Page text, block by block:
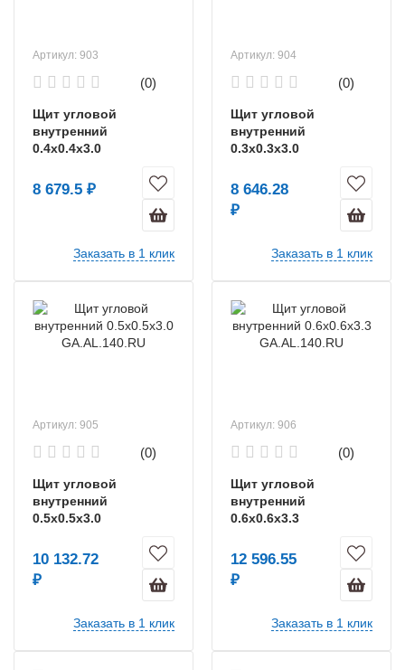
Артикул: 903
(0)
Щит угловой
внутренний
0.4х0.4х3.0
8 679.5 ₽
Заказать в 1 клик
Артикул: 904
(0)
Щит угловой
внутренний
0.3х0.3х3.0
8 646.28
₽
Заказать в 1 клик
Артикул: 905
(0)
Щит угловой
внутренний
0.5х0.5х3.0
10 132.72
₽
Заказать в 1 клик
Артикул: 906
(0)
Щит угловой
внутренний
0.6х0.6х3.3
12 596.55
₽
Заказать в 1 клик